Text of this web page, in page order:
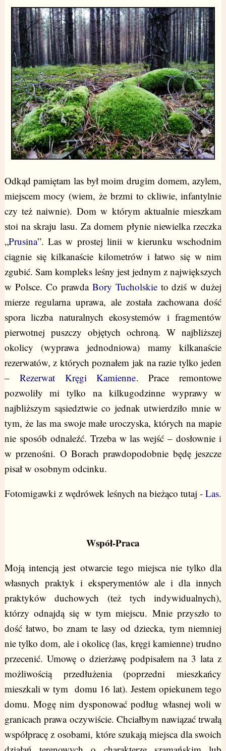
Odkąd pamiętam las był moim drugim domem, azylem,
miejscem mocy (wiem, że brzmi to ckliwie, infantylnie
czy też naiwnie). Dom w którym aktualnie mieszkam
stoi na skraju lasu. Za domem płynie niewielka rzeczka
„Prusina”. Las w prostej linii w kierunku wschodnim
ciągnie się kilkanaście kilometrów i łatwo się w nim
zgubić. Sam kompleks leśny jest jednym z największych
w Polsce. Co prawda Bory Tucholskieto dziś w dużej
mierze regularna uprawa, ale została zachowana dość
spora liczba naturalnych ekosystemów i fragmentów
pierwotnej puszczy objętych ochroną. W najbliższej
okolicy (wyprawa jednodniowa) mamy kilkanaście
rezerwatów, z których poznałem jak na razie tylko jeden
– Rezerwat Kręgi Kamienne. Prace remontowe
pozwoliły mi tylko na kilkugodzinne wyprawy w
najbliższym sąsiedztwie co jednak utwierdziło mnie w
tym, że las ma swoje małe uroczyska, których na mapie
nie sposób odnaleźć. Trzeba w las wejść – dosłownie i
w przenośni. O Borach prawdopodobnie będę jeszcze
pisał w osobnym odcinku.
Fotomigawki z wędrówek leśnych na bieżąco tutaj - Las.
Współ-Praca
Moją intencją jest otwarcie tego miejsca nie tylko dla
własnych praktyk i eksperymentów ale i dla innych
praktyków duchowych (też tych indywidualnych),
którzy odnajdą się w tym miejscu. Mnie przyszło to
dość łatwo, bo znam te lasy od dziecka, tym niemniej
nie tylko dom, ale i okolicę (las, kręgi kamienne) trudno
przecenić. Umowę o dzierżawę podpisałem na 3 lata z
możliwością przedłużenia (poprzedni mieszkańcy
mieszkali w tym domu 16 lat). Jestem opiekunem tego
domu. Mogę nim dysponować podług własnej woli w
granicach prawa oczywiście. Chciałbym nawiązać trwałą
współpracę z osobami, które szukają miejsca dla swoich